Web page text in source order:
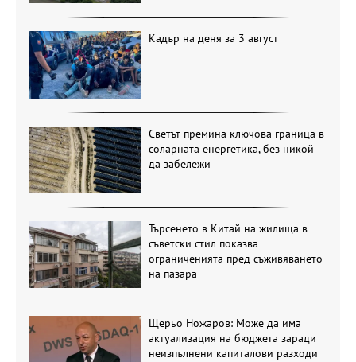
Кадър на деня за 3 август
Светът премина ключова граница в
соларната енергетика, без никой
да забележи
Търсенето в Китай на жилища в
съветски стил показва
ограниченията пред съживяването
на пазара
Щерьо Ножаров: Може да има
актуализация на бюджета заради
неизпълнени капиталови разходи